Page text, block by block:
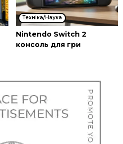
Техніка/Наука
Nintendo Switch 2
консоль для гри